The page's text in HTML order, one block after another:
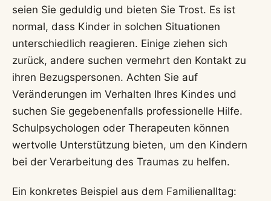
seien Sie geduldig und bieten Sie Trost. Es ist
normal, dass Kinder in solchen Situationen
unterschiedlich reagieren. Einige ziehen sich
zurück, andere suchen vermehrt den Kontakt zu
ihren Bezugspersonen. Achten Sie auf
Veränderungen im Verhalten Ihres Kindes und
suchen Sie gegebenenfalls professionelle Hilfe.
Schulpsychologen oder Therapeuten können
wertvolle Unterstützung bieten, um den Kindern
bei der Verarbeitung des Traumas zu helfen.
Ein konkretes Beispiel aus dem Familienalltag: